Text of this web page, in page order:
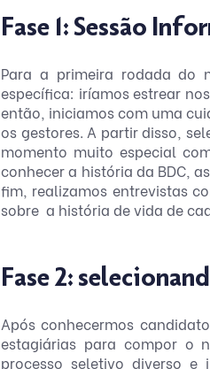
Fase 1: Sessão
Para a primeira rodada do
específica: iríamos estrear
então, iniciamos com uma
os gestores. A partir disso,
momento muito especial
conhecer a história da BDC,
fim, realizamos entrevistas
sobre  a história de vida de
Fase 2:
Após conhecermos
estagiárias para compor o
processo seletivo diverso